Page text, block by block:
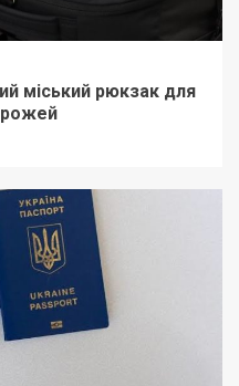
міський рюкзак для